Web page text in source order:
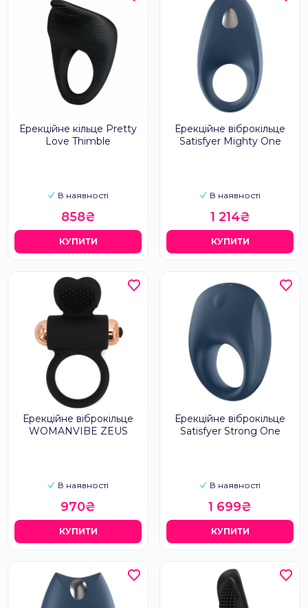
Ерекційне кільце Pretty
Love Thimble
В наявності
858₴
КУПИТИ
Ерекційне віброкільце
Satisfyer Mighty One
В наявності
1 214₴
КУПИТИ
Ерекційне віброкільце
WOMANVIBE ZEUS
В наявності
970₴
КУПИТИ
Ерекційне віброкільце
Satisfyer Strong One
В наявності
1 699₴
КУПИТИ